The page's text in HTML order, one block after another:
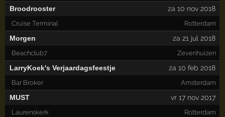
Broodrooster za 10 nov 2018
Cruise Terminal Rotterdam
Morgen za 21 jul 2018
Beachclub7 Zevenhuizen
LarryKoek's Verjaardagsfeestje za 10 feb 2018
Bar Broker Amsterdam
MUST vr 17 nov 2017
Laurenskerk Rotterdam